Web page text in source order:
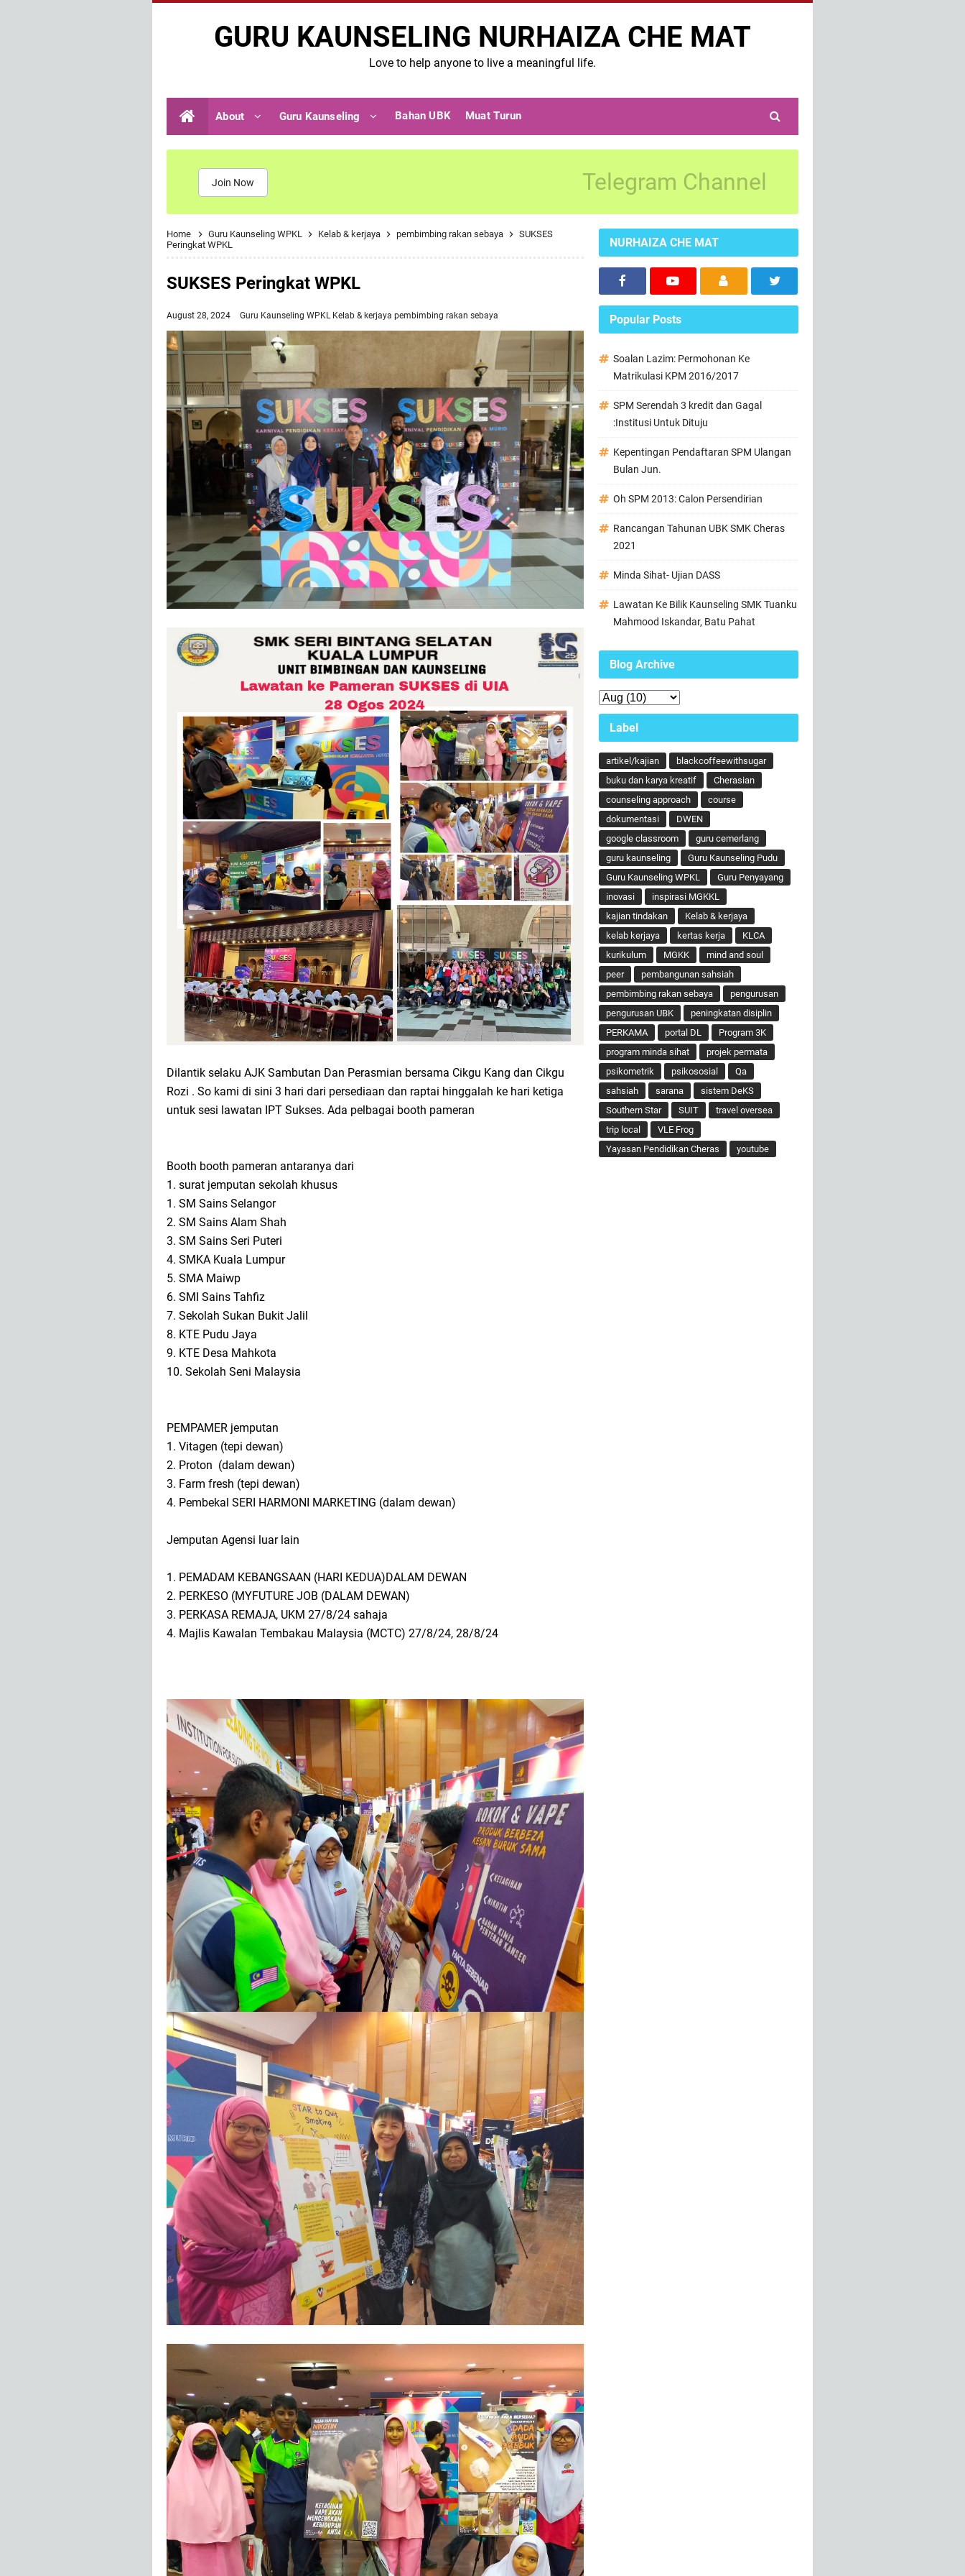
GURU KAUNSELING NURHAIZA CHE MAT
Love to help anyone to live a meaningful life.
About Guru Kaunseling Bahan UBK Muat Turun
Join Now Telegram Channel
Home Guru Kaunseling WPKL Kelab & kerjaya pembimbing rakan sebaya
SUKSES
Peringkat WPKL
SUKSES Peringkat WPKL
August 28, 2024 Guru Kaunseling WPKL Kelab & kerjaya pembimbing rakan sebaya
Dilantik selaku AJK Sambutan Dan Perasmian bersama Cikgu Kang dan Cikgu
Rozi . So kami di sini 3 hari dari persediaan dan raptai hinggalah ke hari ketiga
untuk sesi lawatan IPT Sukses. Ada pelbagai booth pameran
Booth booth pameran antaranya dari
1. surat jemputan sekolah khusus
1. SM Sains Selangor
2. SM Sains Alam Shah
3. SM Sains Seri Puteri
4. SMKA Kuala Lumpur
5. SMA Maiwp
6. SMI Sains Tahfiz
7. Sekolah Sukan Bukit Jalil
8. KTE Pudu Jaya
9. KTE Desa Mahkota
10. Sekolah Seni Malaysia
PEMPAMER jemputan
1. Vitagen (tepi dewan)
2. Proton (dalam dewan)
3. Farm fresh (tepi dewan)
4. Pembekal SERI HARMONI MARKETING (dalam dewan)
Jemputan Agensi luar lain
1. PEMADAM KEBANGSAAN (HARI KEDUA)DALAM DEWAN
2. PERKESO (MYFUTURE JOB (DALAM DEWAN)
3. PERKASA REMAJA, UKM 27/8/24 sahaja
4. Majlis Kawalan Tembakau Malaysia (MCTC) 27/8/24, 28/8/24
NURHAIZA CHE MAT
Popular Posts
Soalan Lazim: Permohonan Ke
Matrikulasi KPM 2016/2017
SPM Serendah 3 kredit dan Gagal
:Institusi Untuk Dituju
Kepentingan Pendaftaran SPM Ulangan
Bulan Jun.
Oh SPM 2013: Calon Persendirian
Rancangan Tahunan UBK SMK Cheras
2021
Minda Sihat- Ujian DASS
Lawatan Ke Bilik Kaunseling SMK Tuanku
Mahmood Iskandar, Batu Pahat
Blog Archive
Label
artikel/kajian
blackcoffeewithsugar
buku dan karya kreatif
Cherasian
counseling approach
course
dokumentasi
DWEN
google classroom
guru cemerlang
guru kaunseling
Guru Kaunseling Pudu
Guru Kaunseling WPKL
Guru Penyayang
inovasi
inspirasi MGKKL
kajian tindakan
Kelab & kerjaya
kelab kerjaya
kertas kerja
KLCA
kurikulum
MGKK
mind and soul
peer
pembangunan sahsiah
pembimbing rakan sebaya
pengurusan
pengurusan UBK
peningkatan disiplin
PERKAMA
portal DL
Program 3K
program minda sihat
projek permata
psikometrik
psikososial
Qa
sahsiah
sarana
sistem DeKS
Southern Star
SUIT
travel oversea
trip local
VLE Frog
Yayasan Pendidikan Cheras
youtube